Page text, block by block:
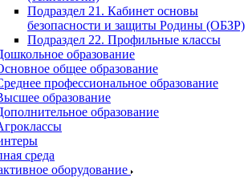
Подраздел 21. Кабинет основы
безопасности и защиты Родины (ОБЗР)
Подраздел 22. Профильные классы
образование
общее образование
профессиональное образование
образование
образование
среда
оборудование